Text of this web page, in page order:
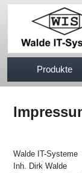
Produkte
Walde IT-Systeme
Inh. Dirk Walde